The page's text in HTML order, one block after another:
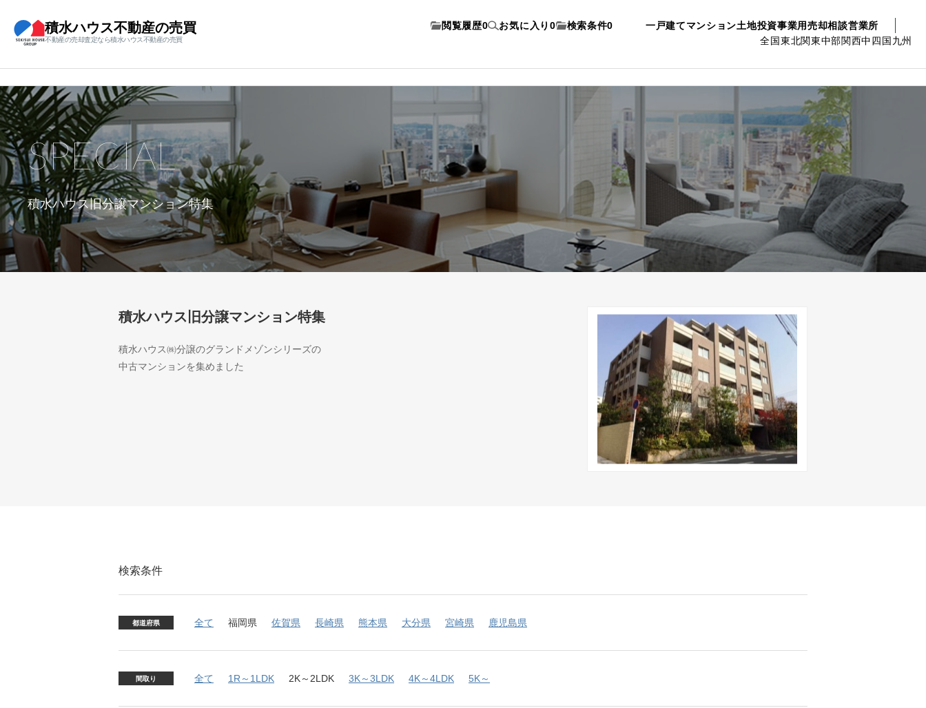
積水ハウス不動産の売買
不動産の売却査定なら積水ハウス不動産の売買
一戸建てマンション土地投資事業用売却相談営業所
全国東北関東中部関西中四国九州
閲覧履歴0 お気に入り 0 検索条件0
積水ハウス旧分譲マンション特集
SPECIAL
積水ハウス旧分譲マンション特集
積水ハウス㈱分譲のグランドメゾンシリーズの
中古マンションを集めました
検索条件
都道府県 全て 福岡県 佐賀県 長崎県 熊本県 大分県 宮崎県 鹿児島県
間取り 全て 1R～1LDK 2K～2LDK 3K～3LDK 4K～4LDK 5K～